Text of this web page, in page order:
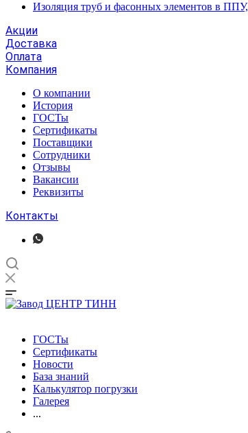
Изоляция труб и фасонных элементов в
Акции
Доставка
Оплата
Компания
О компании
История
ГОСТы
Сертификаты
Поставщики
Сотрудники
Отзывы
Вакансии
Реквизиты
Контакты
ГОСТы
Сертификаты
Новости
База знаний
Калькулятор погрузки
Галерея
...